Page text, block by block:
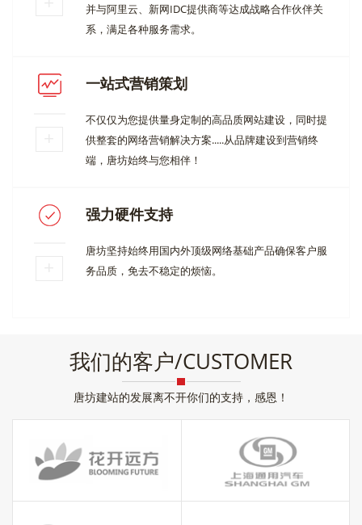
并与阿里云、新网IDC提供商等达成战略合作伙伴关
系，满足各种服务需求。
一站式营销策划
不仅仅为您提供量身定制的高品质网站建设，同时提
供整套的网络营销解决方案.....从品牌建设到营销终
端，唐坊始终与您相伴！
强力硬件支持
唐坊坚持始终用国内外顶级网络基础产品确保客户服
务品质，免去不稳定的烦恼。
我们的客户/CUSTOMER
唐坊建站的发展离不开你们的支持，感恩！